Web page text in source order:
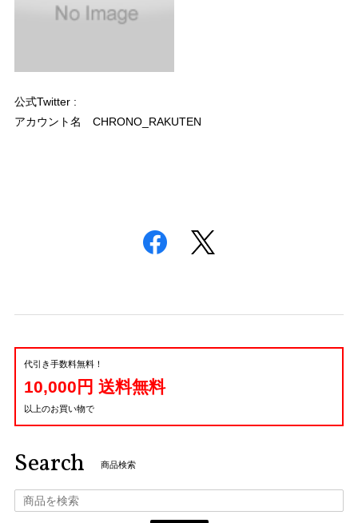
公式Twitter :
アカウント名 CHRONO_RAKUTEN
代引き手数料無料！
10,000円 送料無料
以上のお買い物で
Search 商品検索